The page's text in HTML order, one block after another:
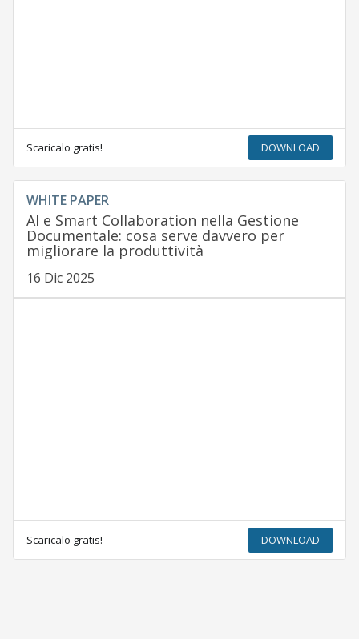
Scaricalo gratis! DOWNLOAD
WHITE PAPER
AI e Smart Collaboration nella Gestione
Documentale: cosa serve davvero per
migliorare la produttività
16 Dic 2025
Scaricalo gratis! DOWNLOAD